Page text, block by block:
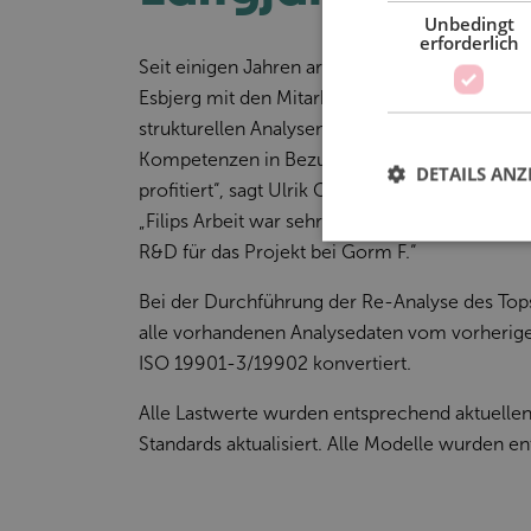
Seit einigen Jahren arbeiten die Mitarbeiter
Esbjerg mit den Mitarbeitern der R&D
strukturellen Analysen zusammen. „Wir haben
Kompetenzen in Bezug auf die
profitiert“, sagt Ulrik Christtreu Jensen, Leiter
„Filips Arbeit war sehr gut und deshalb
R&D für das Projekt bei Gorm F.“
Bei der Durchführung der Re-Analyse des
alle vorhandenen Analysedaten vom
ISO 19901-3/19902 konvertiert.
Alle Lastwerte wurden entsprechend
Standards aktualisiert. Alle Modelle wurden
Unbedingt
erforderlich
DETAILS